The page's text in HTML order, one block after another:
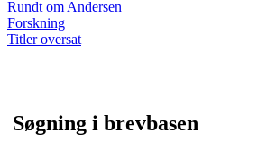
Rundt om Andersen
Forskning
Titler oversat
Søgning i brevbasen